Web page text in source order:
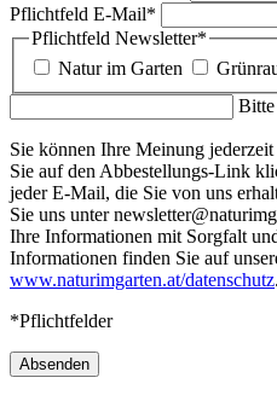
Pflichtfeld E-Mail*
Pflichtfeld Newsletter*
Natur im Garten
Bitte
Sie können Ihre Meinung
Sie auf den Abbestellungs-Link
jeder E-Mail, die Sie von uns
Sie uns unter
Ihre Informationen mit Sorgfalt
Informationen finden Sie auf
www.naturimgarten.at/datenschutz.
*Pflichtfelder
Absenden